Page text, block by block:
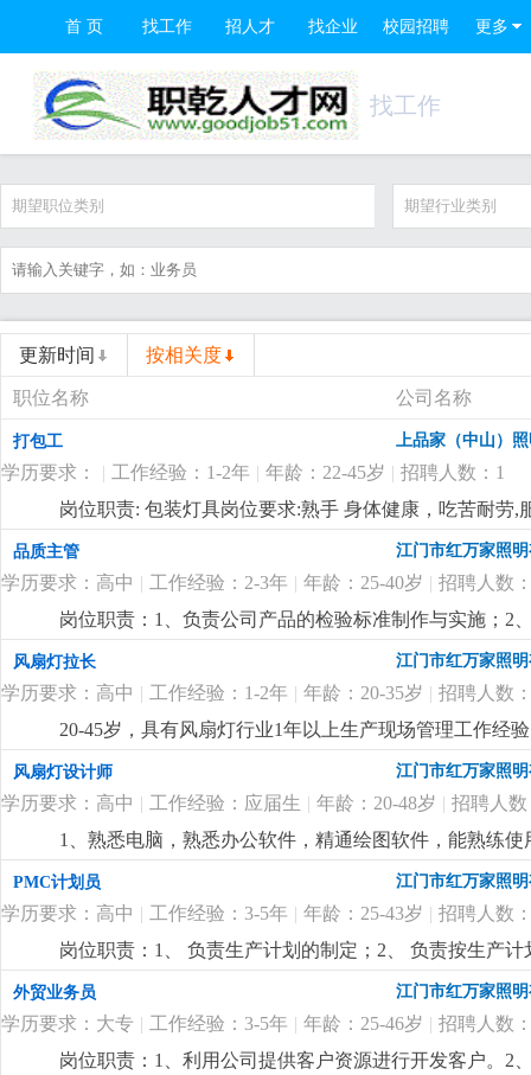
首 页 找工作 招人才 找企业 校园招聘 更多
找工作
期望职位类别 期望行业类别
更新时间 按相关度
职位名称 公司名称
打包工 上品家（中山）
学历要求： | 工作经验：1-2年 | 年龄：22-45岁 | 招聘人数：1
岗位职责: 包装灯具岗位要求:熟手 身体健康，吃苦耐劳,
品质主管 江门市红万家照
学历要求：高中 | 工作经验：2-3年 | 年龄：25-40岁 | 招聘人数
岗位职责：1、负责公司产品的检验标准制作与实施；2
与处理，必要时定期与供应商沟通，协助供应商建立完
管理工作经验。任职要求：1、高中以上学历，熟悉电
质主管管理工作经验;3、熟悉iso9001质量管理体系。实
题:4、熟练使用电脑办公软件。 更详细...
风扇灯拉长 江门市红万家照
学历要求：高中 | 工作经验：1-2年 | 年龄：20-35岁 | 招聘人数
20-45岁，具有风扇灯行业1年以上生产现场管理工作经
风扇灯设计师 江门市红万家照
学历要求：高中 | 工作经验：应届生 | 年龄：20-48岁 | 招聘人数
1、熟悉电脑，熟悉办公软件，精通绘图软件，能熟练
工作认真负责，沟通能力强。3、会独立制作外观图、
观设计能力较强的可以放宽限制。本公司专业研发生产
PMC计划员 江门市红万家照
学历要求：高中 | 工作经验：3-5年 | 年龄：25-43岁 | 招聘人数
岗位职责：1、 负责生产计划的制定；2、 负责按生产
库存状况，制定物料申购计划；4、 跟催材料到货进度
合格物料的退货与补货；6、 原材料控制与分析；7、
或以上学历；2、工作积极，责任心强；3、熟练运用
作经验； 更详细...
外贸业务员 江门市红万家照
学历要求：大专 | 工作经验：3-5年 | 年龄：25-46岁 | 招聘人数
岗位职责：1、利用公司提供客户资源进行开发客户。2